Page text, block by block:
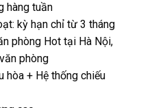
hàng tuần
kỳ hạn chỉ từ 3 tháng
phòng Hot tại Hà Nội,
phòng
hòa + Hệ thống chiếu